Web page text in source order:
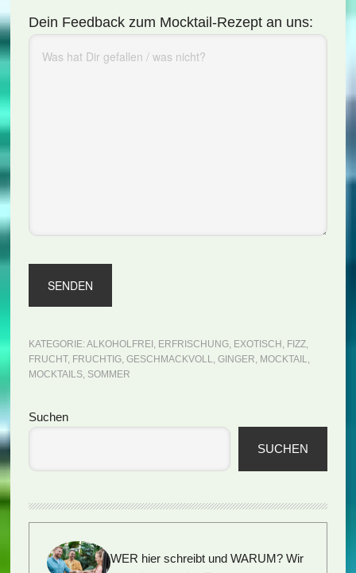
Dein Feedback zum Mocktail-Rezept an uns:
KATEGORIE: ALKOHOLFREI , ERFRISCHUNG, EXOTISCH , FIZZ,
FRUCHT, FRUCHTIG, GESCHMACKVOLL, GINGER, MOCKTAIL,
MOCKTAILS, SOMMER
Seitenspalte
Suchen
SUCHEN
WER hier schreibt und WARUM? Wir